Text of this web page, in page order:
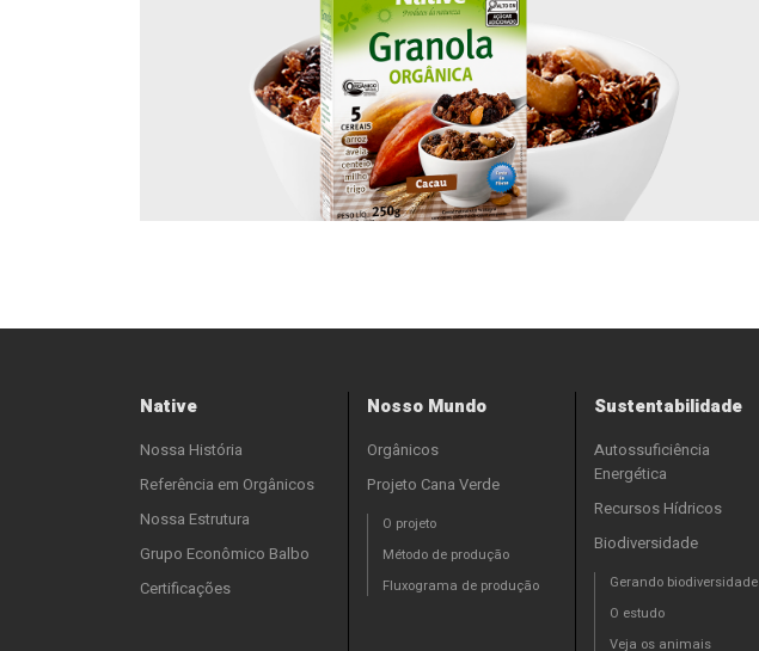
Native
Nossa História
Referência em Orgânicos
Nossa Estrutura
Grupo Econômico Balbo
Certificações
Nosso Mundo
Orgânicos
Projeto Cana Verde
O projeto
Método de produção
Fluxograma de produção
Sustentabilidade
Autossuficiência
Energética
Recursos Hídricos
Biodiversidade
Gerando biodiversidade
O estudo
Veja os animais